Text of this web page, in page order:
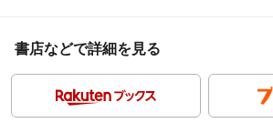
書店などで詳細を見る